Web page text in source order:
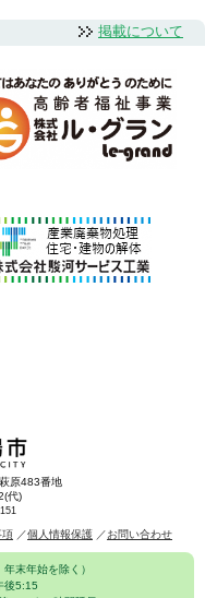
掲載について
原483番地
代)
項 個人情報保護 お問い合わせ
末年始を除く）
後5:15